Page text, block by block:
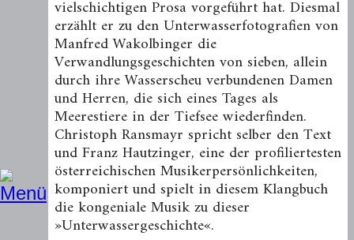
vielschichtigen Prosa vorgeführt hat. Diesmal
erzählt er zu den Unterwasserfotografien von
Manfred Wakolbinger die
Verwandlungsgeschichten von sieben, allein
durch ihre Wasserscheu verbundenen Damen
und Herren, die sich eines Tages als
Meerestiere in der Tiefsee wiederfinden.
Christoph Ransmayr spricht selber den Text
und Franz Hautzinger, eine der profiliertesten
österreichischen Musikerpersönlichkeiten,
komponiert und spielt in diesem Klangbuch
die kongeniale Musik zu dieser
»Unterwassergeschichte«.